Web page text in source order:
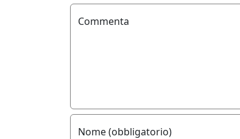
Commenta
Nome (obbligatorio)